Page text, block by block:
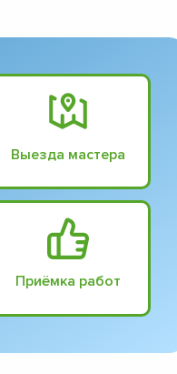
Выезда мастера
Приёмка работ